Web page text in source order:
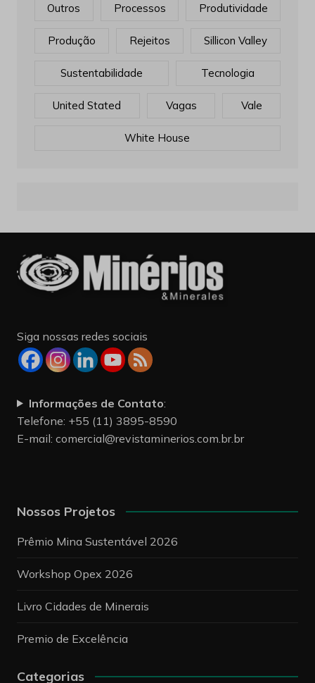
Outros Processos Produtividade
Produção Rejeitos Sillicon Valley
Sustentabilidade Tecnologia
United Stated Vagas Vale
White House
Siga nossas redes sociais
Informações de Contato:
Telefone: +55 (11) 3895-8590
E-mail: comercial@revistaminerios.com.br.br
Nossos Projetos
Prêmio Mina Sustentável 2026
Workshop Opex 2026
Livro Cidades de Minerais
Premio de Excelência
Categorias